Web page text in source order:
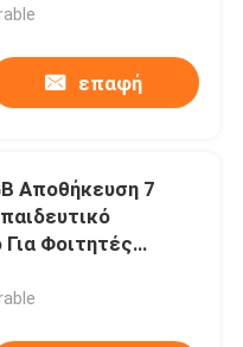
επαφή
Αποθήκευση 7
Φοιτητές
Γονική
CM78-Ροζ